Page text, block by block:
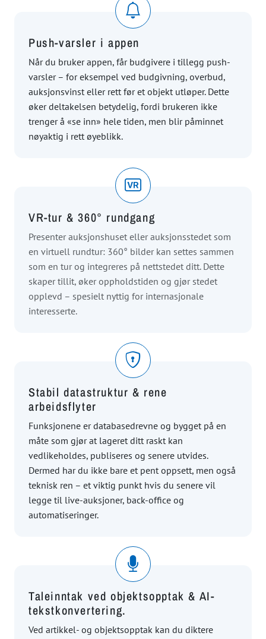
Push-varsler i appen
Når du bruker appen, får budgivere i tillegg push-
varsler – for eksempel ved budgivning, overbud,
auksjonsvinst eller rett før et objekt utløper. Dette
øker deltakelsen betydelig, fordi brukeren ikke
trenger å «se inn» hele tiden, men blir påminnet
nøyaktig i rett øyeblikk.
VR-tur & 360° rundgang
Presenter auksjonshuset eller auksjonsstedet som
en virtuell rundtur: 360° bilder kan settes sammen
som en tur og integreres på nettstedet ditt. Dette
skaper tillit, øker oppholdstiden og gjør stedet
opplevd – spesielt nyttig for internasjonale
interesserte.
Stabil datastruktur & rene
arbeidsflyter
Funksjonene er databasedrevne og bygget på en
måte som gjør at lageret ditt raskt kan
vedlikeholdes, publiseres og senere utvides.
Dermed har du ikke bare et pent oppsett, men også
teknisk ren – et viktig punkt hvis du senere vil
legge til live-auksjoner, back-office og
automatiseringer.
Taleinntak ved objektsopptak & AI-
tekstkonvertering.
Ved artikkel- og objektsopptak kan du diktere